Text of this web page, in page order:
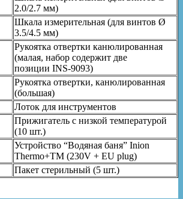
2.0/2.7 мм)
Шкала измерительная (для винтов Ø
3.5/4.5 мм)
Рукоятка отвертки канюлированная
(малая, набор содержит две
позиции INS-9093)
Рукоятка отвертки, канюлированная
(большая)
Лоток для инструментов
Прижигатель с низкой температурой
(10 шт.)
Устройство “Водяная баня” Inion
Thermo+TM (230V + EU plug)
Пакет стерильный (5 шт.)